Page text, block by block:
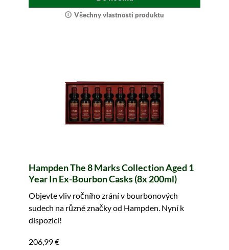
Všechny vlastnosti produktu
Hampden The 8 Marks Collection Aged 1
Year In Ex-Bourbon Casks (8x 200ml)
Objevte vliv ročního zrání v bourbonových
sudech na různé značky od Hampden. Nyní k
dispozici!
206,99 €